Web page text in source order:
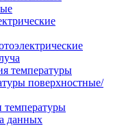
температуры
поверхностные/
температуры
данных